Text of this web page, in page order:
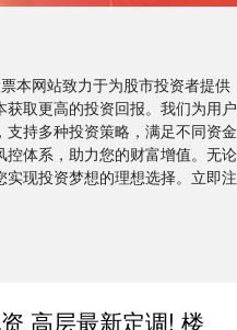
本网站致力于为股市投资者提供
取更高的投资回报。我们为用户
持多种投资策略，满足不同资金
体系，助力您的财富增值。无论
现投资梦想的理想选择。立即注
高层最新定调! 楼